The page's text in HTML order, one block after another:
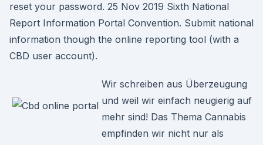
reset your password. 25 Nov 2019 Sixth National
Report Information Portal Convention. Submit national
information though the online reporting tool (with a
CBD user account).
Wir schreiben aus Überzeugung
und weil wir einfach neugierig auf
mehr sind! Das Thema Cannabis
empfinden wir nicht nur als